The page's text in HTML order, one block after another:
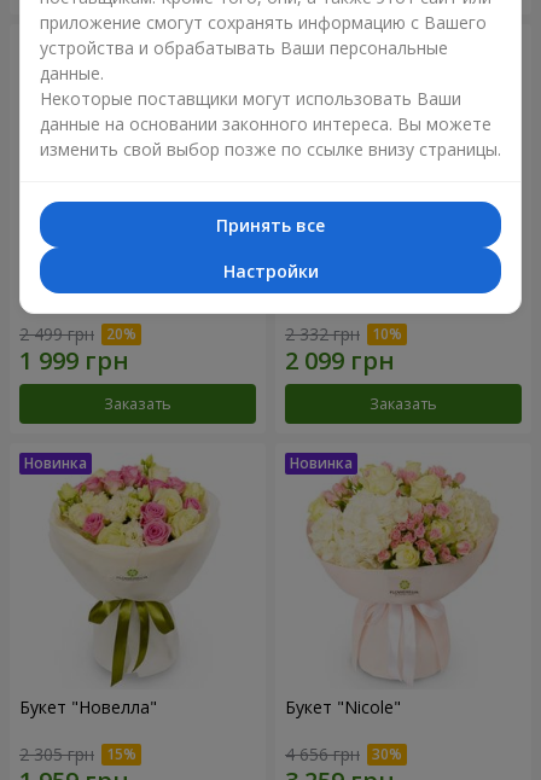
Букет "Дуэт гармонии"
2 499 грн
Заказать
Букет "My Lady"
2 332 грн
Заказать
Букет "Новелла"
2 305 грн
Букет "Nicole"
4 656 грн
приложение смогут сохранять информацию с Вашего
устройства и обрабатывать Ваши персональные
данные.
Некоторые поставщики могут использовать Ваши
данные на основании законного интереса. Вы можете
изменить свой выбор позже по ссылке внизу страницы.
Принять все
Настройки